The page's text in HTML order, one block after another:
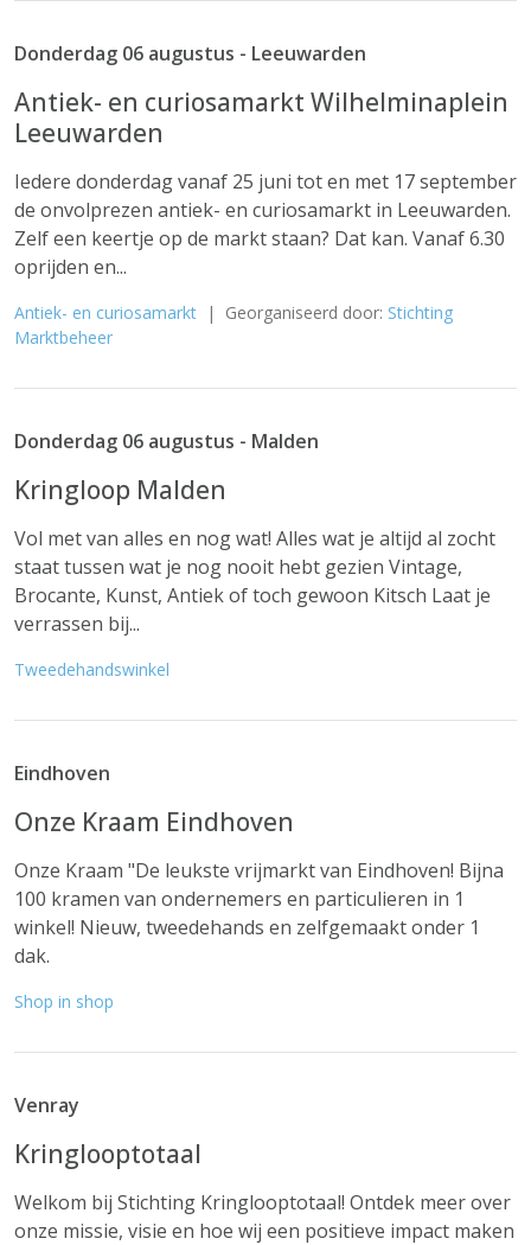
Donderdag 06 augustus - Leeuwarden
Antiek- en curiosamarkt Wilhelminaplein
Leeuwarden
Iedere donderdag vanaf 25 juni tot en met 17 september
de onvolprezen antiek- en curiosamarkt in Leeuwarden.
Zelf een keertje op de markt staan? Dat kan. Vanaf 6.30
oprijden en...
Antiek- en curiosamarkt | Georganiseerd door: Stichting
Marktbeheer
Donderdag 06 augustus - Malden
Kringloop Malden
Vol met van alles en nog wat! Alles wat je altijd al zocht
staat tussen wat je nog nooit hebt gezien Vintage,
Brocante, Kunst, Antiek of toch gewoon Kitsch Laat je
verrassen bij...
Tweedehandswinkel
Eindhoven
Onze Kraam Eindhoven
Onze Kraam "De leukste vrijmarkt van Eindhoven! Bijna
100 kramen van ondernemers en particulieren in 1
winkel! Nieuw, tweedehands en zelfgemaakt onder 1
dak.
Shop in shop
Venray
Kringlooptotaal
Welkom bij Stichting Kringlooptotaal! Ontdek meer over
onze missie, visie en hoe wij een positieve impact maken